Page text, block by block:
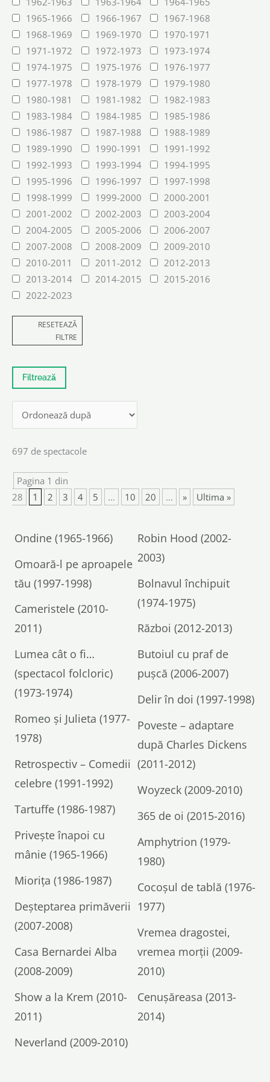
1965-1966
1966-1967
1967-1968
1968-1969
1969-1970
1970-1971
1971-1972
1972-1973
1973-1974
1974-1975
1975-1976
1976-1977
1977-1978
1978-1979
1979-1980
1980-1981
1981-1982
1982-1983
1983-1984
1984-1985
1985-1986
1986-1987
1987-1988
1988-1989
1989-1990
1990-1991
1991-1992
1992-1993
1993-1994
1994-1995
1995-1996
1996-1997
1997-1998
1998-1999
1999-2000
2000-2001
2001-2002
2002-2003
2003-2004
2004-2005
2005-2006
2006-2007
2007-2008
2008-2009
2009-2010
2010-2011
2011-2012
2012-2013
2013-2014
2014-2015
2015-2016
2022-2023
RESETEAZĂ
FILTRE
697 de spectacole
Pagina 1 din
28
1 2 3 4 5 ... 10 20 ... » Ultima »
Ondine (1965-1966)
Robin Hood (2002-
2003)
Omoară-l pe aproapele
tău (1997-1998)
Bolnavul închipuit
(1974-1975)
Cameristele (2010-
2011)
Război (2012-2013)
Lumea cât o fi…
(spectacol folcloric)
(1973-1974)
Butoiul cu praf de
pușcă (2006-2007)
Delir în doi (1997-1998)
Romeo și Julieta (1977-
1978)
Poveste – adaptare
după Charles Dickens
(2011-2012)
Retrospectiv – Comedii
celebre (1991-1992)
Woyzeck (2009-2010)
Tartuffe (1986-1987)
365 de oi (2015-2016)
Privește înapoi cu
mânie (1965-1966)
Amphytrion (1979-
1980)
Miorița (1986-1987)
Cocoșul de tablă (1976-
1977)
Deșteptarea primăverii
(2007-2008)
Vremea dragostei,
vremea morţii (2009-
2010)
Casa Bernardei Alba
(2008-2009)
Show a la Krem (2010-
2011)
Cenușăreasa (2013-
2014)
Neverland (2009-2010)